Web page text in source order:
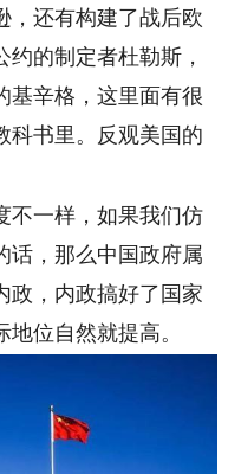
，还有构建了战后欧
的制定者杜勒斯，
基辛格，这里面有很
科书里。反观美国的
不一样，如果我们仿
话，那么中国政府属
政，内政搞好了国家
位自然就提高。